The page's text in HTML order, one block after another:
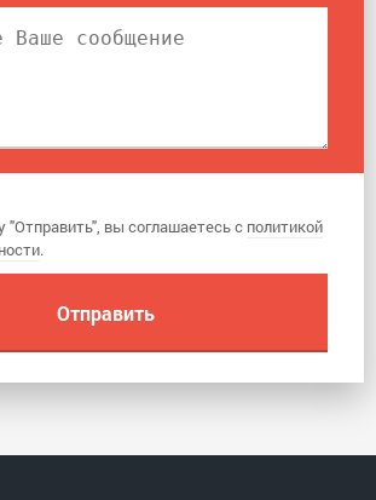
вы соглашаетесь с политикой
.